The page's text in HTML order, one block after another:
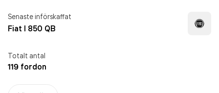
Senaste införskaffat
Fiat I 850 QB
Totalt antal
119 fordon